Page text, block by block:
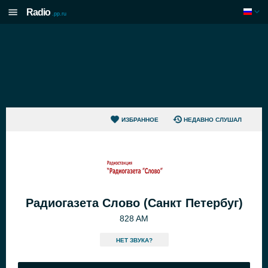
Radio .pp.ru
ИЗБРАННОЕ НЕДАВНО СЛУШАЛ
Радиогазета Слово (Санкт Петербуг)
828 AM
HЕТ ЗВУКА?